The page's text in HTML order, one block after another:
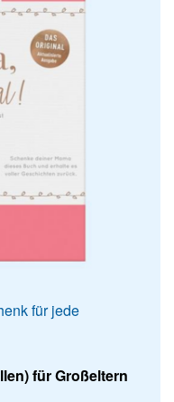
für jede
für Großeltern